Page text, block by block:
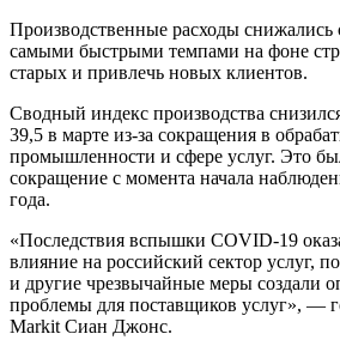
Производственные расходы снижались
самыми быстрыми темпами на фоне
старых и привлечь новых клиентов.
Сводный индекс производства
39,5 в марте из-за сокращения в
промышленности и сфере услуг. Это
сокращение с момента начала
года.
«Последствия вспышки COVID-19
влияние на российский сектор услуг,
и другие чрезвычайные меры создали
проблемы для поставщиков услуг», —
Markit Сиан Джонс.